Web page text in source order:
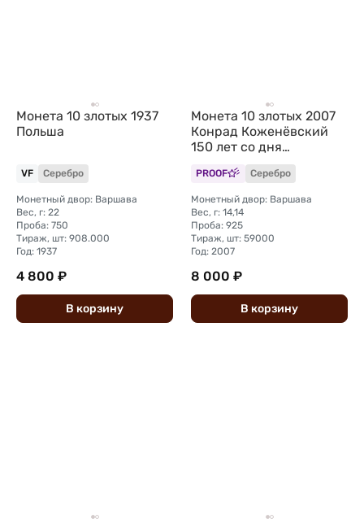
Монета 10 злотых 1937
Польша
VF Серебро
Монетный двор: Варшава
Вес, г: 22
Проба: 750
Тираж, шт: 908.000
Год: 1937
4 800 ₽
В корзину
Монета 10 злотых 2007
Конрад Коженёвский
150 лет со дня
рождения Корабль
Польша
PROOF Серебро
Монетный двор: Варшава
Вес, г: 14,14
Проба: 925
Тираж, шт: 59000
Год: 2007
8 000 ₽
В корзину